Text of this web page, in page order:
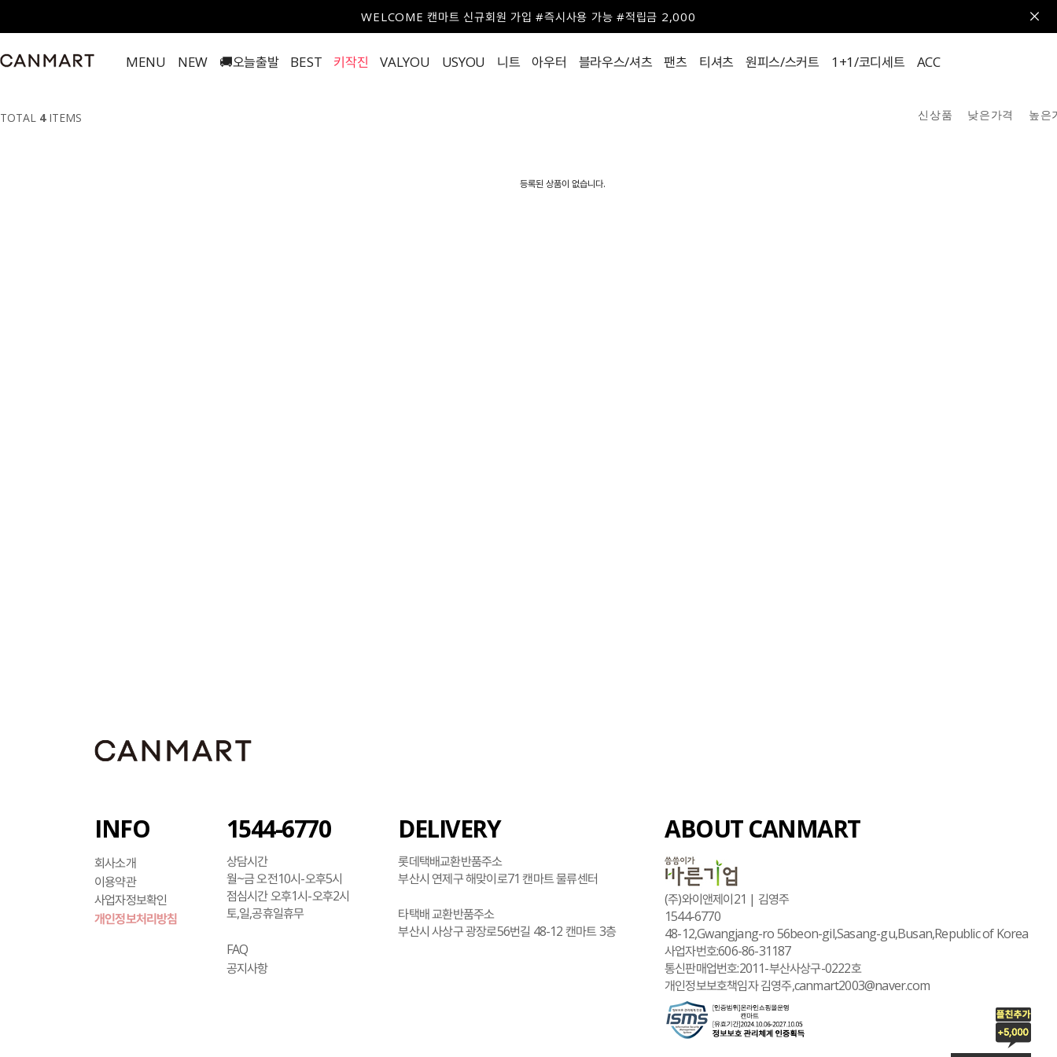
WELCOME 캔마트 신규회원 가입 #즉시사용 가능 #적립금 2,000
MENU NEW 🚚오늘출발 BEST 키작진 VALYOU USYOU 니트 아우터 블라우스/셔츠 팬츠 티셔츠 원피스/스커트 1+1/코디세트 ACC
블라우스/셔츠 팬츠 아우터 스커트/원피스 니트
TOTAL 4 ITEMS 신상품 낮은가격 높은
등록된 상품이 없습니다.
INFO
회사소개
이용약관
사업자정보확인
개인정보처리방침
1544-6770
상담시간
월~금 오전10시-오후5시
점심시간 오후1시-오후2시
토,일,공휴일휴무
FAQ
공지사항
DELIVERY
롯데택배교환반품주소
부산시 연제구 해맞이로71 캔마트 물류센터
타택배 교환반품주소
부산시 사상구 광장로56번길 48-12 캔마트 3층
ABOUT CANMART
(주)와이앤제이21 | 김영주
1544-6770
48-12,Gwangjang-ro 56beon-gil,Sasang-gu,Busan,Republic of Korea
사업자번호:606-86-31187
통신판매업번호:2011-부산사상구-0222호
개인정보보호책임자 김영주,canmart2003@naver.com